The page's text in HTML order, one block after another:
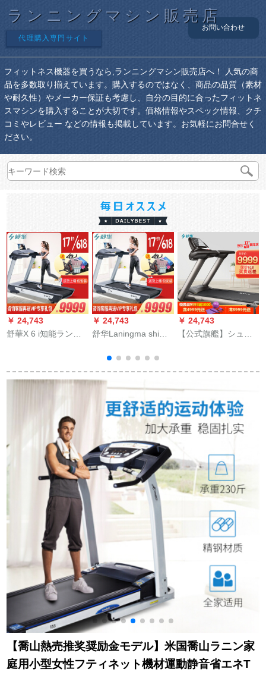
ランニングマシン販売店
代理購入専門サイト
お問い合わせ
フィットネス機器を買うなら,ランニングマシン販売店へ！ 人気の商
品を多数取り揃えています。購入するのではなく、商品の品質（素材
や耐久性）やメーカー保証も考慮し、自分の目的に合ったフィットネ
スマシンを購入することが大切です。価格情報やスペック情報、クチ
コミやレビュー などの情報も掲載しています。お気軽にお問合せく
ださい。
￥ 24,743
舒華X 6 i知能ランニ
用ハイン商用ダンパ
ン専門用ランニグマ
￥ 24,743
舒华Laningma shi家
内運動器材SH-T
6707 L【T 7 C配送上
階】
￥ 24,743
【公式旗艦】シュワ
トフィット器材SH-T
【喬山熱売推奖奨励金モデル】米国喬山ラニン家
庭用小型女性フティネット機材運動静音省エネT